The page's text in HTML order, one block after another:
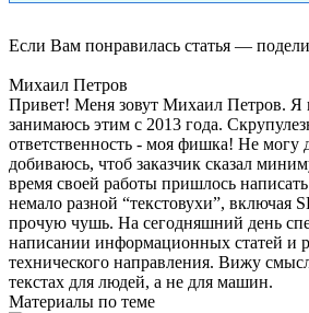
Если Вам понравилась статья —
Михаил Петров
Привет! Меня зовут Михаил Петров. Я
занимаюсь этим с 2013 года.
ответственность - моя фишка! Не могу
добиваюсь, чтоб заказчик сказал
время своей работы пришлось
немало разной “текстовухи”, включая
прочую чушь. На сегодняшний день
написании информационных статей и
технического направления. Вижу
текстах для людей, а не для машин.
Материалы по теме